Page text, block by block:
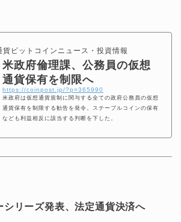
ビットコインニュース・投資情報
米政府倫理課、公務員の仮想
通貨保有を制限へ
https://coinpost.jp/?p=365990
米政府は仮想通貨規制に関与する全ての政府公務員の仮想
通貨保有を制限する勧告を発令。ステーブルコインの保有
なども利益相反に該当する判断を下した。
リーズ発表、法定通貨決済へ